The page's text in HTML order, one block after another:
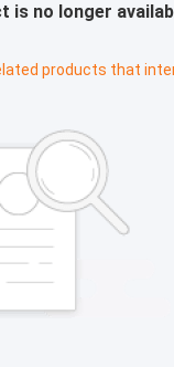
is no longer
products that